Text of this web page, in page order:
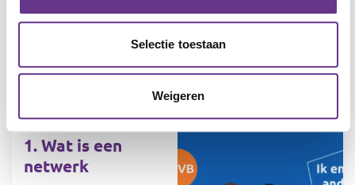
Selectie toestaan
Weigeren
Praatplaat
beperkt (MVB)
1. Wat is een
netwerk